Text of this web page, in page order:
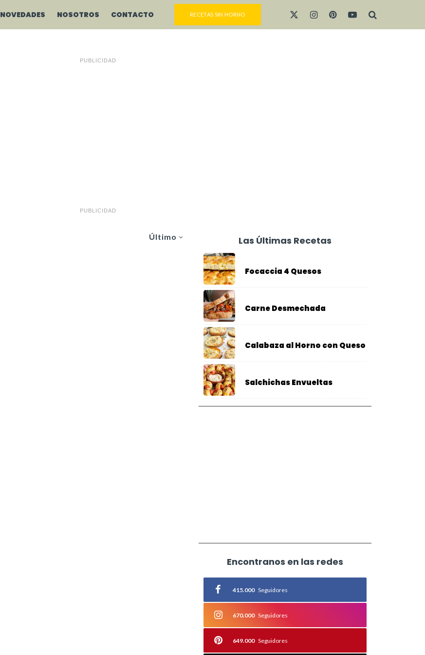
NOVEDADES NOSOTROS CONTACTO RECETAS SIN HORNO
PUBLICIDAD
PUBLICIDAD
Último Las Últimas Recetas
Focaccia 4 Quesos
Carne Desmechada
Calabaza al Horno con Queso
Salchichas Envueltas
Encontranos en las redes
415.000 Seguidores
670.000 Seguidores
649.000 Seguidores